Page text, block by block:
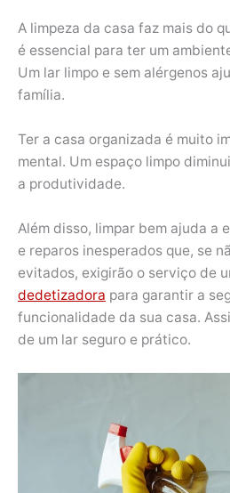
A limpeza da casa faz mais do
é essencial para ter um
Um lar limpo e sem alérgenos
família.
Ter a casa organizada é muito
mental. Um espaço limpo
a produtividade.
Além disso, limpar bem ajuda a
e reparos inesperados que, se
evitados, exigirão o serviço de
dedetizadora para garantir a
funcionalidade da sua casa.
de um lar seguro e prático.